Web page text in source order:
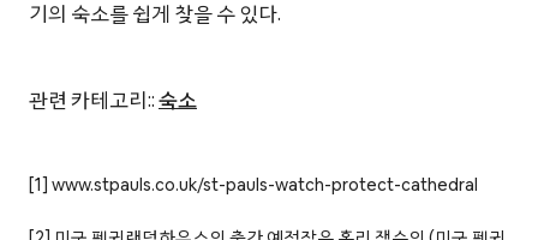
기의 숙소를 쉽게 찾을 수 있다.
관련 카테고리::숙소
[1] www.stpauls.co.uk/st-pauls-watch-protect-cathedral